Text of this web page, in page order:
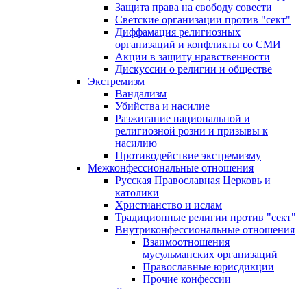
Защита права на свободу совести
Светские организации против "сект"
Диффамация религиозных
организаций и конфликты со СМИ
Акции в защиту нравственности
Дискуссии о религии и обществе
Экстремизм
Вандализм
Убийства и насилие
Разжигание национальной и
религиозной розни и призывы к
насилию
Противодействие экстремизму
Межконфессиональные отношения
Русская Православная Церковь и
католики
Христианство и ислам
Традиционные религии против "сект"
Внутриконфессиональные отношения
Взаимоотношения
мусульманских организаций
Православные юрисдикции
Прочие конфессии